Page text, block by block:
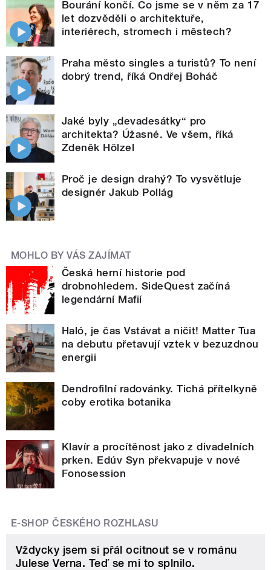
Bourání končí. Co jsme se v něm za 17
let dozvěděli o architektuře,
interiérech, stromech i městech?
Praha město singles a turistů? To není
dobrý trend, říká Ondřej Boháč
Jaké byly „devadesátky“ pro
architekta? Úžasné. Ve všem, říká
Zdeněk Hölzel
Proč je design drahý? To vysvětluje
designér Jakub Pollág
MOHLO BY VÁS ZAJÍMAT
Česká herní historie pod
drobnohledem. SideQuest začíná
legendární Mafií
Haló, je čas Vstávat a ničit! Matter Tua
na debutu přetavují vztek v bezuzdnou
energii
Dendrofilní radovánky. Tichá přítelkyně
coby erotika botanika
Klavír a procítěnost jako z divadelních
prken. Edúv Syn překvapuje v nové
Fonosession
E-SHOP ČESKÉHO ROZHLASU
Vždycky jsem si přál ocitnout se v románu
Julese Verna. Teď se mi to splnilo.